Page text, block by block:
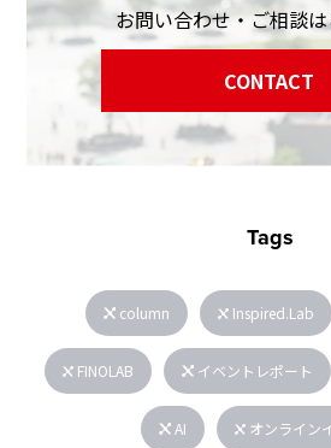
お問い合わせ・ご相談
CONTACT
Tags
column Inspired.Lab
FINOLAB イベントレポート
AI オンライン